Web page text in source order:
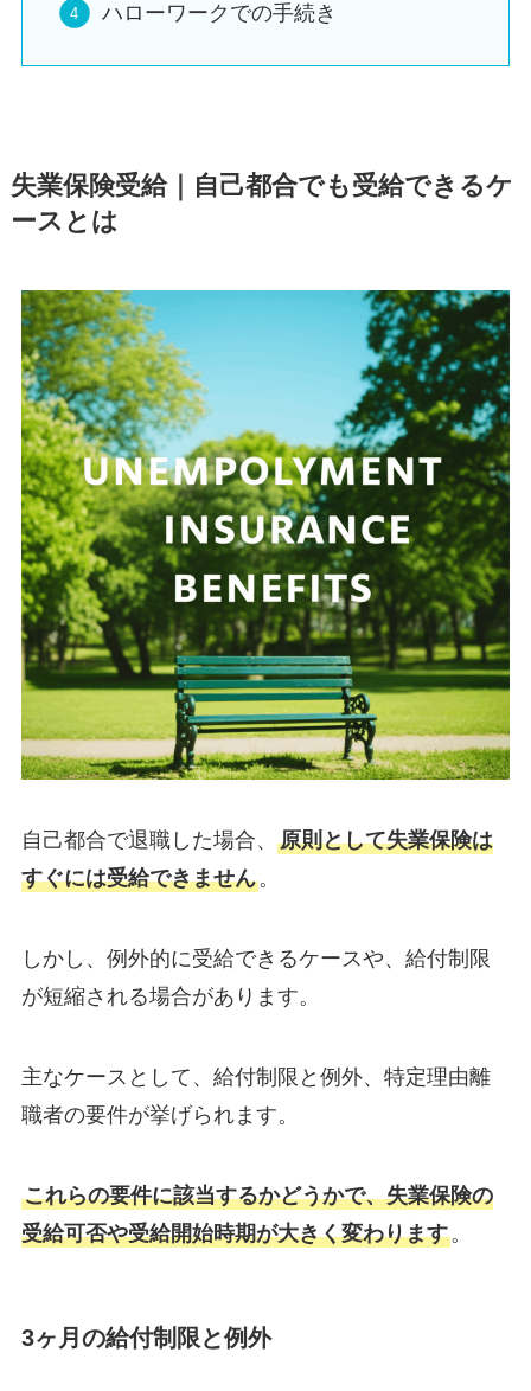
ハローワークでの手続き
失業保険受給｜自己都合でも受給できるケ
ースとは
自己都合で退職した場合、 原則として失業保険は
すぐには受給できません。
しかし、例外的に受給できるケースや、給付制限
が短縮される場合があります。
主なケースとして、給付制限と例外、特定理由離
職者の要件が挙げられます。
これらの要件に該当するかどうかで、失業保険の
受給可否や受給開始時期が大きく変わります。
3ヶ月の給付制限と例外